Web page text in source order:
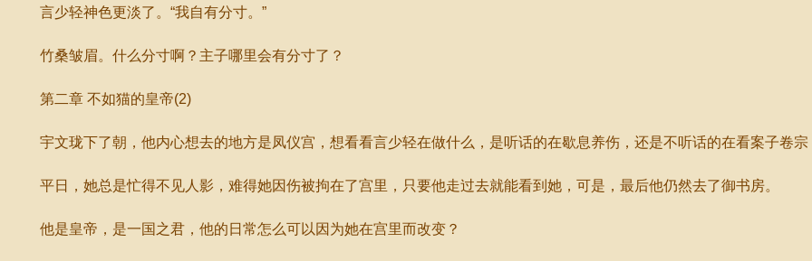
言少轻神色更淡了。“我自有分寸。”
竹桑皱眉。什么分寸啊？主子哪里会有分寸了？
第二章 不如猫的皇帝(2)
宇文珑下了朝，他内心想去的地方是凤仪宫，想看看言少轻在做什么，是听话的在歇息养伤，还是不听话的在看案子卷宗
平日，她总是忙得不见人影，难得她因伤被拘在了宫里，只要他走过去就能看到她，可是，最后他仍然去了御书房。
他是皇帝，是一国之君，他的日常怎么可以因为她在宫里而改变？